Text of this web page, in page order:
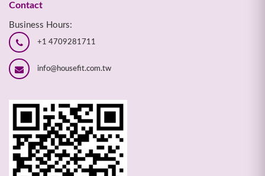
Contact
Business Hours:
+1 4709281711
info@housefit.com.tw